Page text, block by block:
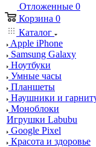
Отложенные 0
Корзина 0
Каталог
Apple iPhone
Samsung Galaxy
Ноутбуки
Умные часы
Планшеты
Наушники и
Моноблоки
Игрушки Labubu
Google Pixel
Красота и здоровье